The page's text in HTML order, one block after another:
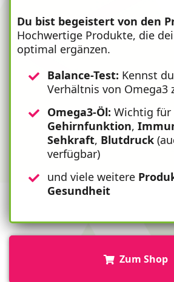
Du bist begeistert von den
Hochwertige Produkte, die
optimal ergänzen.
Balance-Test: Kennst
Verhältnis von Omega3
Omega3-Öl: Wichtig für
Gehirnfunktion,
Sehkraft, Blutdruck
verfügbar)
und viele weitere
Gesundheit
Zum Shop